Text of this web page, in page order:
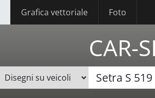
Grafica vettoriale Foto
CAR-